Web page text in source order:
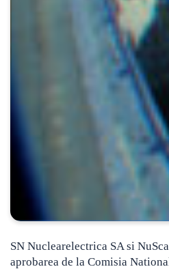
SN Nuclearelectrica SA si
aprobarea de la Comisia